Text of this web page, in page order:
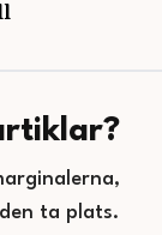
ta plats.